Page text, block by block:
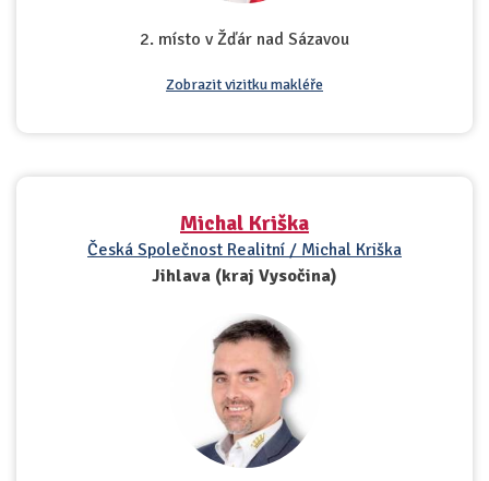
2. místo v Žďár nad Sázavou
Zobrazit vizitku makléře
Michal Kriška
Česká Společnost Realitní / Michal Kriška
Jihlava (kraj Vysočina)